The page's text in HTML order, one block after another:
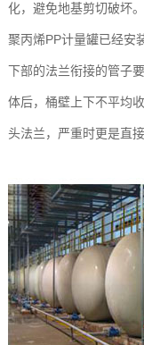
化，避免地基剪切破坏。
聚丙烯PP计量罐已经安
下部的法兰衔接的管子
体后，桶壁上下不平均
头法兰，严重时更是直